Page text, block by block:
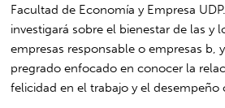
Facultad de Economía y Empresa
investigará sobre el bienestar de las y
empresas responsable o empresas b,
pregrado enfocado en conocer la
felicidad en el trabajo y el desempeño